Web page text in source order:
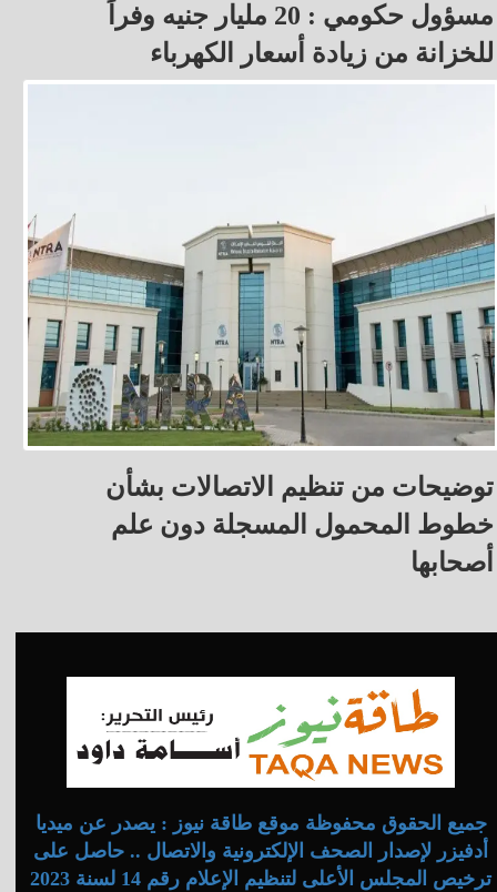
مسؤول حكومي : 20 مليار جنيه وفراً
للخزانة من زيادة أسعار الكهرباء
توضيحات من تنظيم الاتصالات بشأن
خطوط المحمول المسجلة دون علم
أصحابها
جميع الحقوق محفوظة موقع طاقة نيوز : يصدر عن ميديا
أدفيزر لإصدار الصحف الإلكترونية والاتصال .. حاصل على
ترخيص المجلس الأعلى لتنظيم الإعلام رقم 14 لسنة 2023